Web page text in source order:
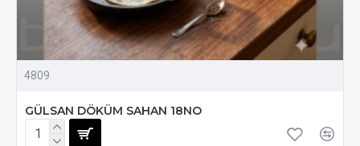
4809
GÜLSAN DÖKÜM SAHAN 18NO